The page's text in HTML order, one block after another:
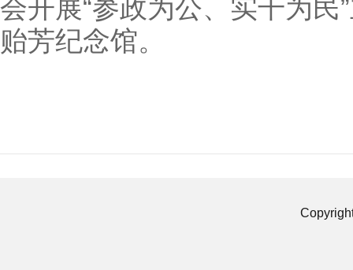
会开展“参政为公、实干为
贻芳纪念馆。